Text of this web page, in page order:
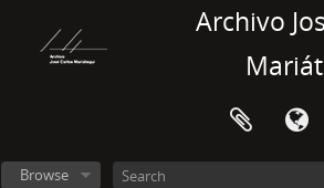
Archivo
Browse